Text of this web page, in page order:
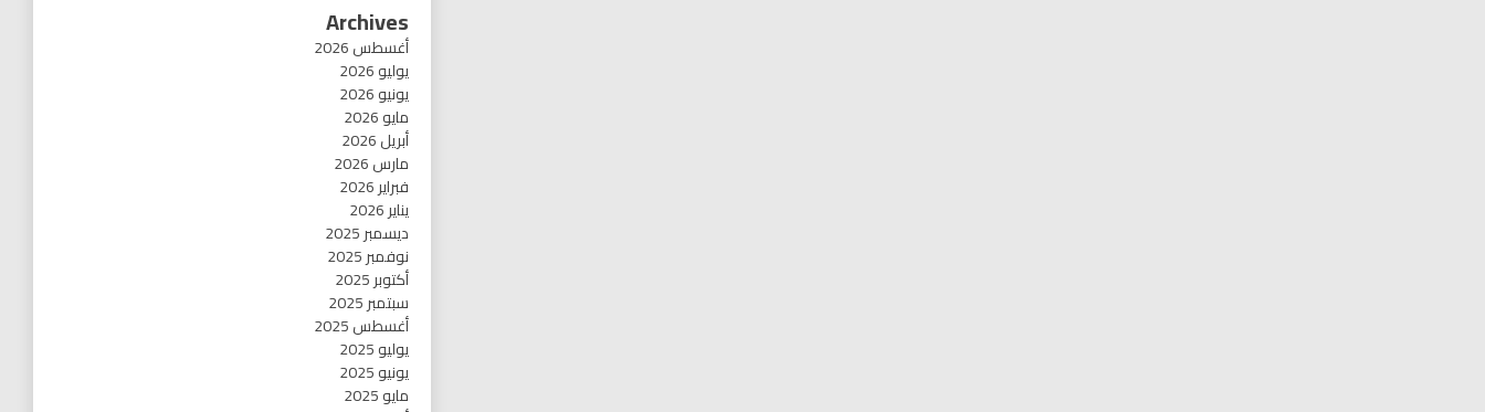
Archives
أغسطس 2026
يوليو 2026
يونيو 2026
مايو 2026
أبريل 2026
مارس 2026
فبراير 2026
يناير 2026
ديسمبر 2025
نوفمبر 2025
أكتوبر 2025
سبتمبر 2025
أغسطس 2025
يوليو 2025
يونيو 2025
مايو 2025